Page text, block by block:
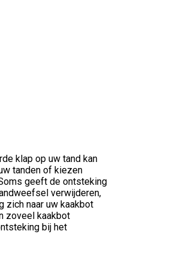
klap op uw tand kan
tanden of kiezen
geeft de ontsteking
verwijderen,
zich naar uw kaakbot
zoveel kaakbot
bij het